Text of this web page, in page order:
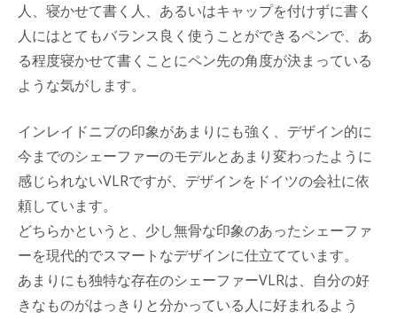
人、寝かせて書く人、あるいはキャップを付けずに書く
人にはとてもバランス良く使うことができるペンで、あ
る程度寝かせて書くことにペン先の角度が決まっている
ような気がします。
インレイドニブの印象があまりにも強く、デザイン的に
今までのシェーファーのモデルとあまり変わったように
感じられないVLRですが、デザインをドイツの会社に依
頼しています。
どちらかというと、少し無骨な印象のあったシェーファ
ーを現代的でスマートなデザインに仕立てています。
あまりにも独特な存在のシェーファーVLRは、自分の好
きなものがはっきりと分かっている人に好まれるよう